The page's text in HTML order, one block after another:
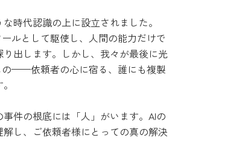
時代認識の上に設立されました。
ルとして駆使し、人間の能力だけで
出します。しかし、我々が最後に光
の——依頼者の心に宿る、誰にも複製
件の根底には「人」がいます。AIの
し、ご依頼者様にとっての真の解決